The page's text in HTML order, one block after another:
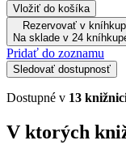
Vložiť do košíka
Rezervovať v
Na sklade v 24
Pridať do zoznamu
Sledovať dostupnosť
Dostupné v 13
V ktorých